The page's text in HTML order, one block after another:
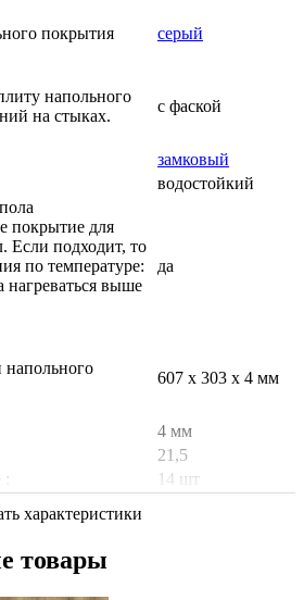
покрытия
серый
напольного
на стыках.
с фаской
замковый
водостойкий
покрытие для
Если подходит, то
по температуре:
нагреваться выше
да
607 х 303 х 4 мм
4 мм
21,5
:
14 шт
характеристики
товары